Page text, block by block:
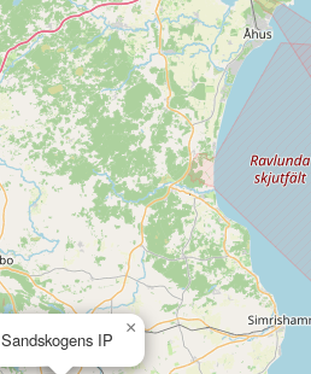
Sandskogens IP
×